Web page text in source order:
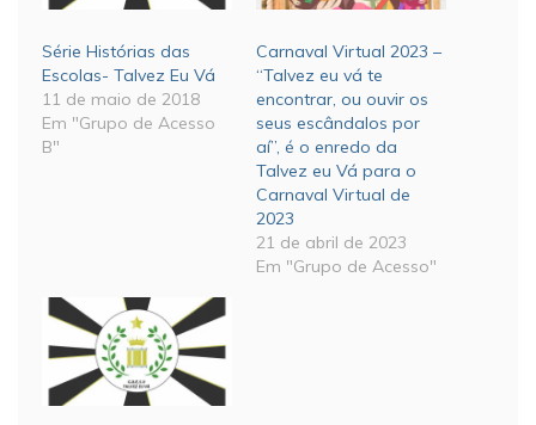
Série Histórias das
Escolas- Talvez Eu Vá
11 de maio de 2018
Em "Grupo de Acesso
B"
Carnaval Virtual 2023 –
“Talvez eu vá te
encontrar, ou ouvir os
seus escândalos por
aí”, é o enredo da
Talvez eu Vá para o
Carnaval Virtual de
2023
21 de abril de 2023
Em "Grupo de Acesso"